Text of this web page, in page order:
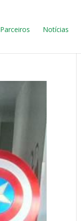
Parceiros Notícias